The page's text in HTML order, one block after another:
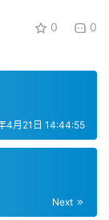
17时。第二阶
，专升本考试
莞市已为各地
0 0
4月21日 14:44:55
Next